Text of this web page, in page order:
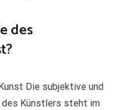
des
Die subjektive und
Künstlers steht im